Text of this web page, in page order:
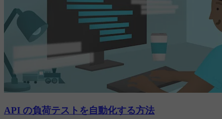
API の負荷テストを自動化する方法